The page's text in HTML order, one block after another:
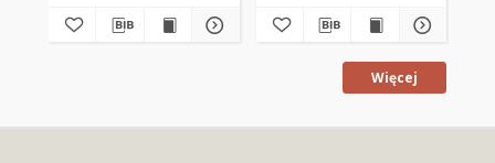
Więcej